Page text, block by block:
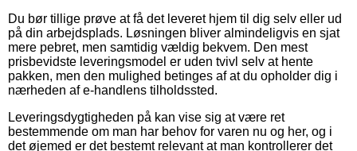
Du bør tillige prøve at få det leveret hjem til dig selv eller ud
på din arbejdsplads. Løsningen bliver almindeligvis en sjat
mere pebret, men samtidig vældig bekvem. Den mest
prisbevidste leveringsmodel er uden tvivl selv at hente
pakken, men den mulighed betinges af at du opholder dig i
nærheden af e-handlens tilholdssted.
Leveringsdygtigheden på kan vise sig at være ret
bestemmende om man har behov for varen nu og her, og i
det øjemed er det bestemt relevant at man kontrollerer det